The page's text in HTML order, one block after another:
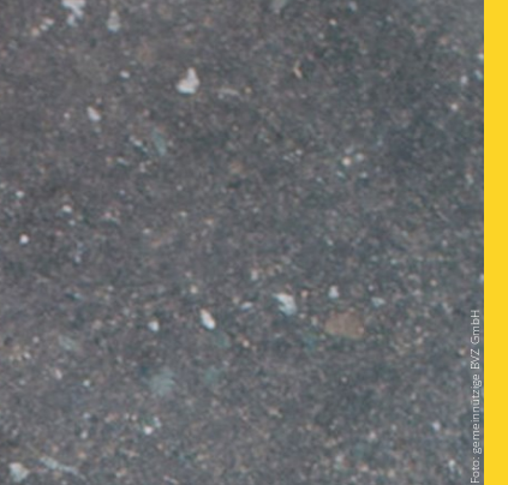
Foto: gemeinnützige BVZ GmbH